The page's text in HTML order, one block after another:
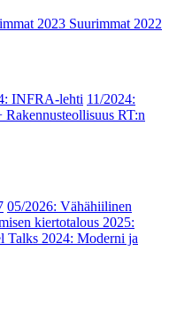
2023 Suurimmat 2022
INFRA-lehti 11/2024:
Rakennusteollisuus RT:n
05/2026: Vähähiilinen
kiertotalous 2025:
Talks 2024: Moderni ja